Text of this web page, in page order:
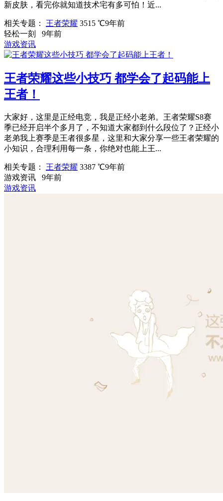
新皮肤，看完你就知道技术宅有多可怕！近...
相关专题： 王者荣耀 3515 ℃9年前
轻松一刻
9年前
游戏资讯
王者荣耀这些小技巧 都学会了起码能上
王者！
大家好，这里是正经电竞，我是正经小老弟。王者荣耀S8赛
季已经开启半个多月了，不知道大家都到什么段位了？正经小
老弟我上赛季是王者很多星，这里和大家分享一些王者荣耀的
小知识，合理利用每一条，你绝对也能上王...
相关专题： 王者荣耀 3387 ℃9年前
游戏资讯
9年前
游戏资讯